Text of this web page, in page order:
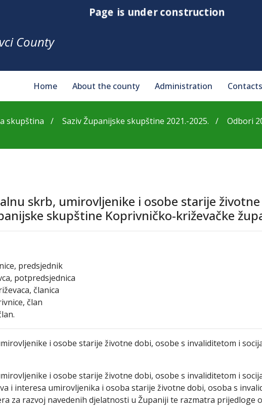
Page is under construction
County
Home About the county Administration Contacts
skupština Saziv Županijske skupštine 2021.-2025. Odbori
skrb, umirovljenike i osobe starije
skupštine Koprivničko-križevačke
predsjednik
potpredsjednica
članica
član
i osobe starije životne dobi, osobe s invaliditetom i
i osobe starije životne dobi, osobe s invaliditetom i
i interesa umirovljenika i osoba starije životne dobi, osoba s
za razvoj navedenih djelatnosti u Županiji te razmatra prijedloge